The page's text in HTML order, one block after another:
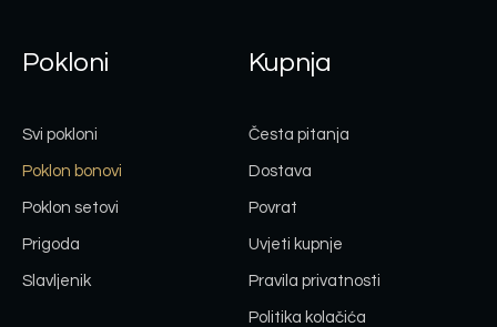
Pokloni
Svi pokloni
Poklon bonovi
Poklon setovi
Prigoda
Slavljenik
Kupnja
Česta pitanja
Dostava
Povrat
Uvjeti kupnje
Pravila privatnosti
Politika kolačića